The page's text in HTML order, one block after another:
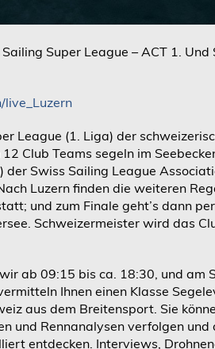
Super League – ACT 1. Und
League (1. Liga) der
Club Teams segeln im
Swiss Sailing League
Luzern finden die weiteren
und zum Finale geht’s dann
Schweizermeister wird das
ab 09:15 bis ca. 18:30, und am
Ihnen einen Klasse
aus dem Breitensport. Sie
und Rennanalysen verfolgen und
entdecken. Interviews,